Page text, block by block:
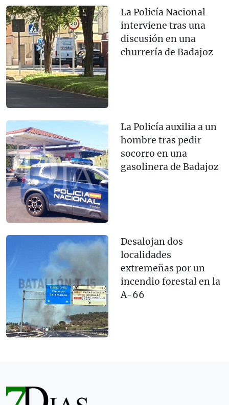
La Policía Nacional
interviene tras una
discusión en una
churrería de Badajoz
La Policía auxilia a un
hombre tras pedir
socorro en una
gasolinera de Badajoz
Desalojan dos
localidades
extremeñas por un
incendio forestal en la
A-66